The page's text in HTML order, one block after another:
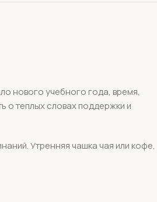
нового учебного года, время,
о теплых словах поддержки и
Утренняя чашка чая или кофе,